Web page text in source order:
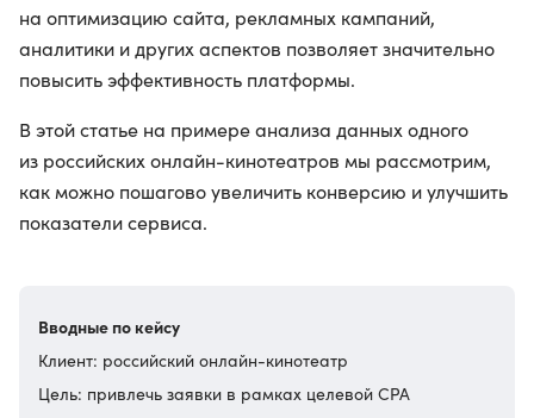
на оптимизацию сайта, рекламных кампаний,
аналитики и других аспектов позволяет значительно
повысить эффективность платформы.
В этой статье на примере анализа данных одного
из российских онлайн-кинотеатров мы рассмотрим,
как можно пошагово увеличить конверсию и улучшить
показатели сервиса.
Вводные по кейсу
Клиент: российский онлайн-кинотеатр
Цель: привлечь заявки в рамках целевой CPA